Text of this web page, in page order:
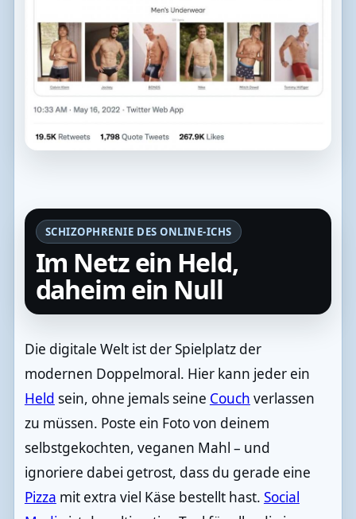
SCHIZOPHRENIE DES ONLINE-ICHS
Im Netz ein Held,
daheim ein Null
Die digitale Welt ist der Spielplatz der
modernen Doppelmoral. Hier kann jeder ein
Held sein, ohne jemals seine Couch verlassen
zu müssen. Poste ein Foto von deinem
selbstgekochten, veganen Mahl – und
ignoriere dabei getrost, dass du gerade eine
Pizza mit extra viel Käse bestellt hast. Social